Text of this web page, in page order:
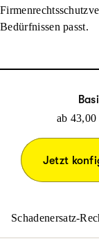
Bedürfnissen passt.
ab 43,00
Jetzt
Schadenersatz-